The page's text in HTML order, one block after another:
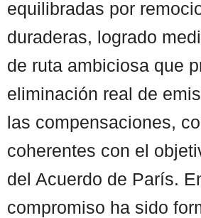
equilibradas por
duraderas, logrado
de ruta ambiciosa que
eliminación real de
las compensaciones,
coherentes con el
del Acuerdo de París.
compromiso ha sido